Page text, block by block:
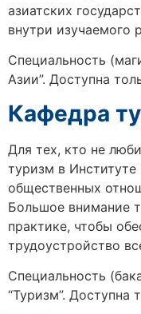
азиатских
внутри изучаемого
Специальность
Азии”. Доступна
Кафедра
Для тех, кто не
туризм в
общественных
Большое внимание
практике, чтобы
трудоустройство
Специальность
“Туризм”. Доступна